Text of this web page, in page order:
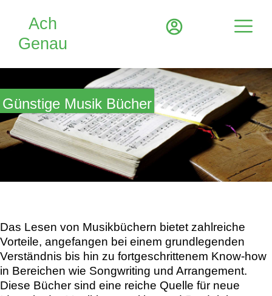
Günstige Musik Bücher
Das Lesen von Musikbüchern bietet zahlreiche
Vorteile, angefangen bei einem grundlegenden
Verständnis bis hin zu fortgeschrittenem Know-how
in Bereichen wie Songwriting und Arrangement.
Diese Bücher sind eine reiche Quelle für neue